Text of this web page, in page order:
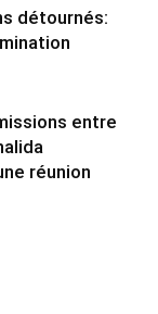
détournés:
entre
réunion